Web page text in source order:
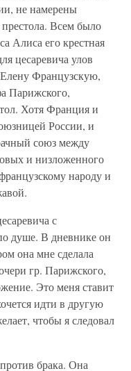
не намерены
престола. Всем было
Алиса его крестная
цесаревича улов
Французскую,
Парижского,
Хотя Франция и
России, и
союз между
и низложенного
народу и
с
душе. В дневнике он
она мне сделала
гр. Парижского,
Это меня ставит
идти в другую
чтобы я следовал
брака. Она